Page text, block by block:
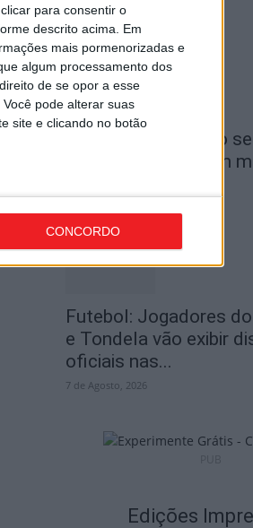
para consentir o
descrito acima. Em
mais pormenorizadas e
algum processamento dos
de se opor a esse
pode alterar suas
site e clicando no botão
CONCORDO
8 de Agosto, 2026
Incêndios: Viseu é o
distrito do país com
Futebol: Jogadores
e Tondela vão exibir
oficiais nas...
7 de Agosto, 2026
Edições